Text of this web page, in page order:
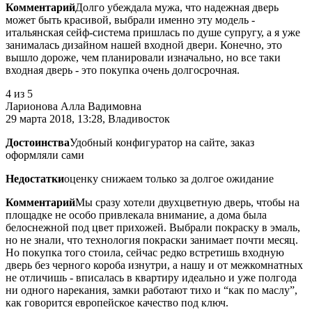
КомментарийДолго убеждала мужа, что надежная дверь
может быть красивой, выбрали именно эту модель -
итальянская сейф-система пришлась по душе супругу, а я уже
занималась дизайном нашей входной двери. Конечно, это
вышло дороже, чем планировали изначально, но все таки
входная дверь - это покупка очень долгосрочная.
4 из 5
Ларионова Алла Вадимовна
29 марта 2018, 13:28, Владивосток
ДостоинстваУдобный конфигуратор на сайте, заказ
оформляли сами
Недостаткиоценку снижаем только за долгое ожидание
КомментарийМы сразу хотели двухцветную дверь, чтобы на
площадке не особо привлекала внимание, а дома была
белоснежной под цвет прихожей. Выбрали покраску в эмаль,
но не знали, что технология покраски занимает почти месяц.
Но покупка того стоила, сейчас редко встретишь входную
дверь без черного короба изнутри, а нашу и от межкомнатных
не отличишь - вписалась в квартиру идеально и уже полгода
ни одного нарекания, замки работают тихо и “как по маслу”,
как говорится европейское качество под ключ.